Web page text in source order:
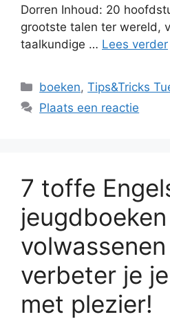
Dorren Inhoud: 20
grootste talen ter wereld,
taalkundige … Lees verder
Categorieën
boeken,Tips&Tricks
Plaats een reactie
7 toffe
verbeter je
met plezier!